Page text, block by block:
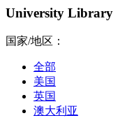
University Library
国家/地区：
全部
美国
英国
澳大利亚